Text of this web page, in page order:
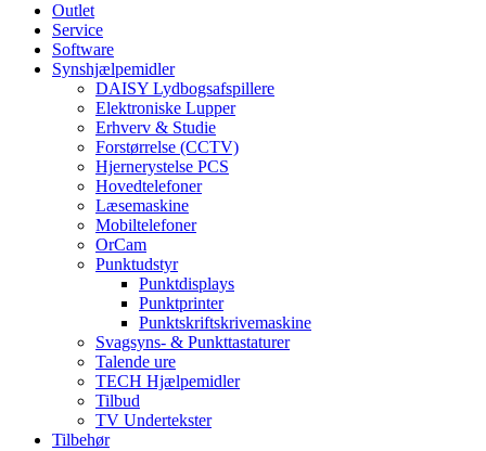
Outlet
Service
Software
Synshjælpemidler
DAISY Lydbogsafspillere
Elektroniske Lupper
Erhverv & Studie
Forstørrelse (CCTV)
Hjernerystelse PCS
Hovedtelefoner
Læsemaskine
Mobiltelefoner
OrCam
Punktudstyr
Punktdisplays
Punktprinter
Punktskriftskrivemaskine
Svagsyns- & Punkttastaturer
Talende ure
TECH Hjælpemidler
Tilbud
TV Undertekster
Tilbehør